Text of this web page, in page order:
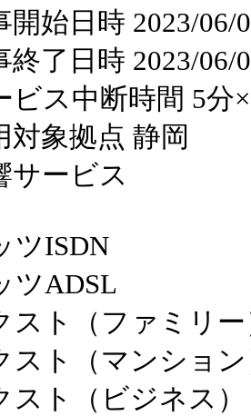
始日時 2023/06/
了日時 2023/06/
ス中断時間 5分
象拠点 静岡
ービス
ツISDN
ツADSL
スト（ファミリ
スト（マンショ
スト（ビジネス）